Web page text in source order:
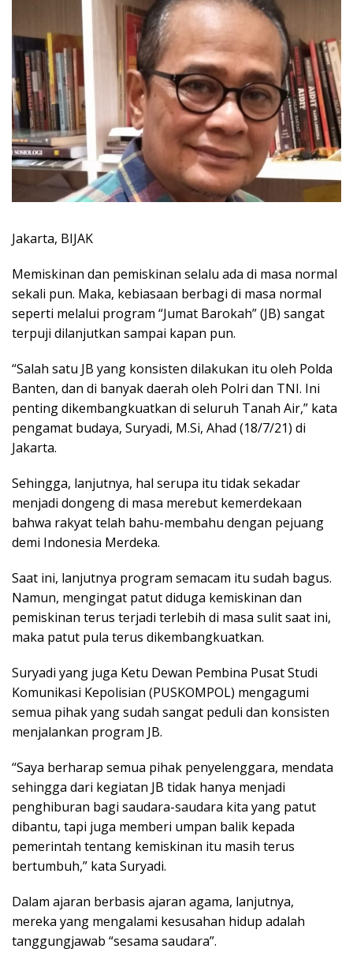
Jakarta, BIJAK
Memiskinan dan pemiskinan selalu ada di masa normal
sekali pun. Maka, kebiasaan berbagi di masa normal
seperti melalui program “Jumat Barokah” (JB) sangat
terpuji dilanjutkan sampai kapan pun.
“Salah satu JB yang konsisten dilakukan itu oleh Polda
Banten, dan di banyak daerah oleh Polri dan TNI. Ini
penting dikembangkuatkan di seluruh Tanah Air,” kata
pengamat budaya, Suryadi, M.Si, Ahad (18/7/21) di
Jakarta.
Sehingga, lanjutnya, hal serupa itu tidak sekadar
menjadi dongeng di masa merebut kemerdekaan
bahwa rakyat telah bahu-membahu dengan pejuang
demi Indonesia Merdeka.
Saat ini, lanjutnya program semacam itu sudah bagus.
Namun, mengingat patut diduga kemiskinan dan
pemiskinan terus terjadi terlebih di masa sulit saat ini,
maka patut pula terus dikembangkuatkan.
Suryadi yang juga Ketu Dewan Pembina Pusat Studi
Komunikasi Kepolisian (PUSKOMPOL) mengagumi
semua pihak yang sudah sangat peduli dan konsisten
menjalankan program JB.
“Saya berharap semua pihak penyelenggara, mendata
sehingga dari kegiatan JB tidak hanya menjadi
penghiburan bagi saudara-saudara kita yang patut
dibantu, tapi juga memberi umpan balik kepada
pemerintah tentang kemiskinan itu masih terus
bertumbuh,” kata Suryadi.
Dalam ajaran berbasis ajaran agama, lanjutnya,
mereka yang mengalami kesusahan hidup adalah
tanggungjawab “sesama saudara”.